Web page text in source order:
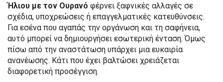
Ήλιου με τον Ουρανό φέρνει ξαφνικές αλλαγές σε
σχέδια, υποχρεώσεις ή επαγγελματικές κατευθύνσεις.
Για εσένα που αγαπάς την οργάνωση και τη σαφήνεια,
αυτό μπορεί να δημιουργήσει εσωτερική ένταση. Όμως
πίσω από την αναστάτωση υπάρχει μια ευκαιρία
ανανέωσης. Κάτι που έχει βαλτώσει χρειάζεται
διαφορετική προσέγγιση.